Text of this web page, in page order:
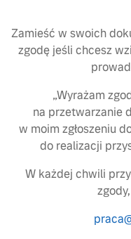
Zamieść w swoich
zgodę jeśli chcesz
„Wyrażam
na przetwarzanie
w moim zgłoszeniu
do realizacji
W każdej chwili